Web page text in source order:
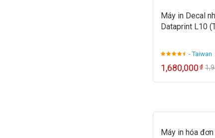
Máy in Decal
Dataprint L10
- Taiwan
1,680,000₫
Máy in hóa